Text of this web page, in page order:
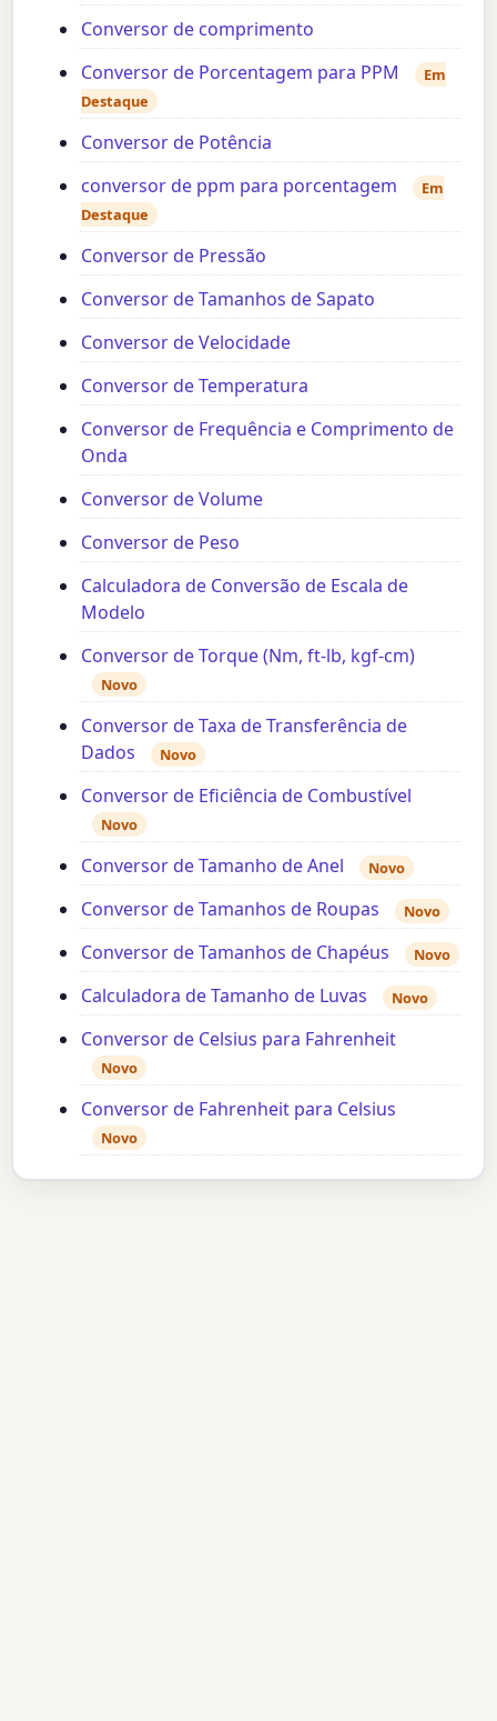
Conversor de comprimento
Conversor de Porcentagem para PPM
Em
Destaque
Conversor de Potência
conversor de ppm para porcentagem
Em
Destaque
Conversor de Pressão
Conversor de Tamanhos de Sapato
Conversor de Velocidade
Conversor de Temperatura
Conversor de Frequência e Comprimento de
Onda
Conversor de Volume
Conversor de Peso
Calculadora de Conversão de Escala de
Modelo
Conversor de Torque (Nm, ft-lb, kgf-cm)
Novo
Conversor de Taxa de Transferência de
Dados
Novo
Conversor de Eficiência de Combustível
Novo
Conversor de Tamanho de Anel Novo
Conversor de Tamanhos de Roupas Novo
Conversor de Tamanhos de Chapéus Novo
Calculadora de Tamanho de Luvas Novo
Conversor de Celsius para Fahrenheit
Novo
Conversor de Fahrenheit para Celsius
Novo